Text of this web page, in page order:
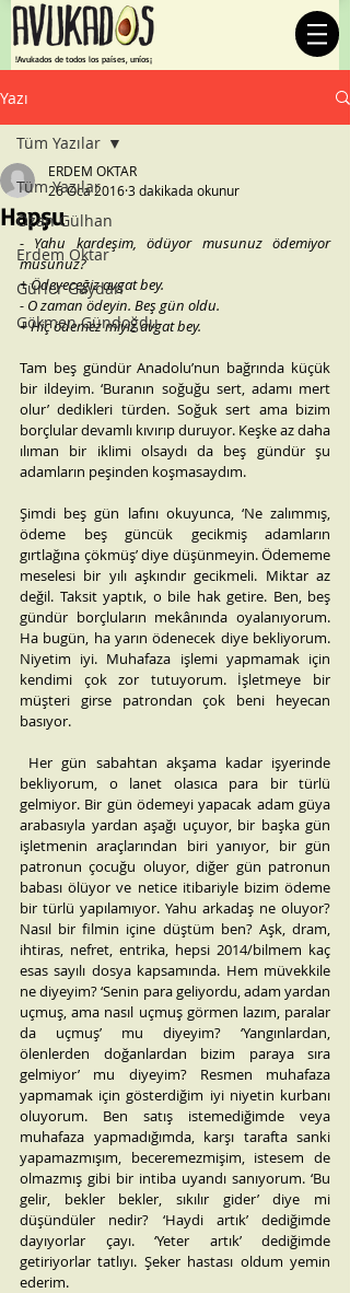
¡Avukados de todos los países, uníos!
Yazı
Tüm Yazılar
Ozan Gülhan
Erdem Oktar
Gürler Gaydan
Gökmen Gündoğdu
Tüm Yazılar
Hapşu
ERDEM OKTAR
26 Oca 20163 dakikada okunur
- Yahu kardeşim, ödüyor musunuz ödemiyor
musunuz?
+ Ödeyeceğiz avgat bey.
- O zaman ödeyin. Beş gün oldu.
+ Hiç ödemez miyiz avgat bey.
Tam beş gündür Anadolu’nun bağrında küçük
bir ildeyim. ‘Buranın soğuğu sert, adamı mert
olur’ dedikleri türden. Soğuk sert ama bizim
borçlular devamlı kıvırıp duruyor. Keşke az daha
ılıman bir iklimi olsaydı da beş gündür şu
adamların peşinden koşmasaydım.
Şimdi beş gün lafını okuyunca, ‘Ne zalımmış,
ödeme beş güncük gecikmiş adamların
gırtlağına çökmüş’ diye düşünmeyin. Ödememe
meselesi bir yılı aşkındır gecikmeli. Miktar az
değil. Taksit yaptık, o bile hak getire. Ben, beş
gündür borçluların mekânında oyalanıyorum.
Ha bugün, ha yarın ödenecek diye bekliyorum.
Niyetim iyi. Muhafaza işlemi yapmamak için
kendimi çok zor tutuyorum. İşletmeye bir
müşteri girse patrondan çok beni heyecan
basıyor.
bekliyorum, o lanet olasıca para bir türlü
gelmiyor. Bir gün ödemeyi yapacak adam güya
arabasıyla yardan aşağı uçuyor, bir başka gün
işletmenin araçlarından biri yanıyor, bir gün
patronun çocuğu oluyor, diğer gün patronun
babası ölüyor ve netice itibariyle bizim ödeme
bir türlü yapılamıyor. Yahu arkadaş ne oluyor?
Nasıl bir filmin içine düştüm ben? Aşk, dram,
ihtiras, nefret, entrika, hepsi 2014/bilmem kaç
esas sayılı dosya kapsamında. Hem müvekkile
ne diyeyim? ‘Senin para geliyordu, adam yardan
uçmuş, ama nasıl uçmuş görmen lazım, paralar
da uçmuş’ mu diyeyim? ‘Yangınlardan,
ölenlerden doğanlardan bizim paraya sıra
gelmiyor’ mu diyeyim? Resmen muhafaza
yapmamak için gösterdiğim iyi niyetin kurbanı
oluyorum. Ben satış istemediğimde veya
muhafaza yapmadığımda, karşı tarafta sanki
yapamazmışım, beceremezmişim, istesem de
olmazmış gibi bir intiba uyandı sanıyorum. ‘Bu
gelir, bekler bekler, sıkılır gider’ diye mi
düşündüler nedir? ‘Haydi artık’ dediğimde
dayıyorlar çayı. ‘Yeter artık’ dediğimde
getiriyorlar tatlıyı. Şeker hastası oldum yemin
ederim.